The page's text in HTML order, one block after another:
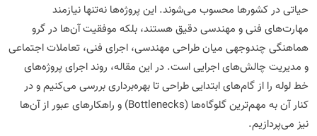
حیاتی در کشورها محسوب می‌شوند. این پروژه‌ها نه‌تنها نیازمند
مهارت‌های فنی و مهندسی دقیق هستند، بلکه موفقیت آن‌ها در گرو
هماهنگی چندوجهی میان طراحی مهندسی، اجرای فنی، تعاملات اجتماعی
و مدیریت چالش‌های اجرایی است. در این مقاله، روند اجرای پروژه‌های
خط لوله را از گام‌های ابتدایی طراحی تا بهره‌برداری بررسی می‌کنیم و در
کنار آن به مهم‌ترین گلوگاه‌ها (Bottlenecks) و راهکارهای عبور از آن‌ها
نیز می‌پردازیم.